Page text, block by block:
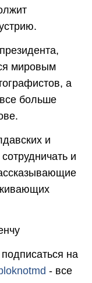
мировым
а
больше
и
и
на
- все